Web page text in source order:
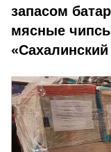
запасом
мясные